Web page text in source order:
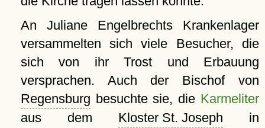
An Juliane Engelbrechts Krankenlager
versammelten sich viele Besucher, die
sich von ihr Trost und Erbauung
versprachen. Auch der Bischof von
Regensburg besuchte sie, die Karmeliter
aus dem Kloster St. Joseph in